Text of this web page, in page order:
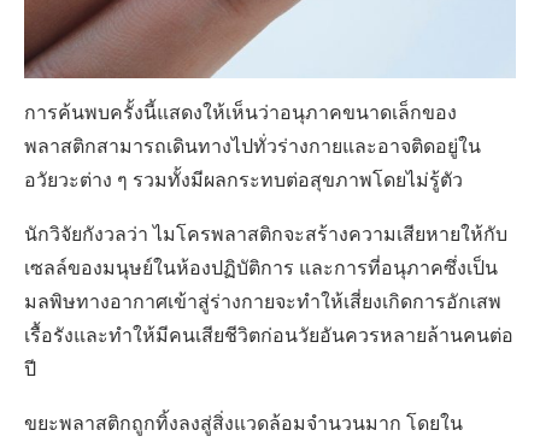
การค้นพบครั้งนี้แสดงให้เห็นว่าอนุภาคขนาดเล็กของ
พลาสติกสามารถเดินทางไปทั่วร่างกายและอาจติดอยู่ใน
อวัยวะต่าง ๆ รวมทั้งมีผลกระทบต่อสุขภาพโดยไม่รู้ตัว
นักวิจัยกังวลว่า ไมโครพลาสติกจะสร้างความเสียหายให้กับ
เซลล์ของมนุษย์ในห้องปฏิบัติการ และการที่อนุภาคซึ่งเป็น
มลพิษทางอากาศเข้าสู่ร่างกายจะทำให้เสี่ยงเกิดการอักเสพ
เรื้อรังและทำให้มีคนเสียชีวิตก่อนวัยอันควรหลายล้านคนต่อ
ปี
ขยะพลาสติกถูกทิ้งลงสู่สิ่งแวดล้อมจำนวนมาก โดยใน